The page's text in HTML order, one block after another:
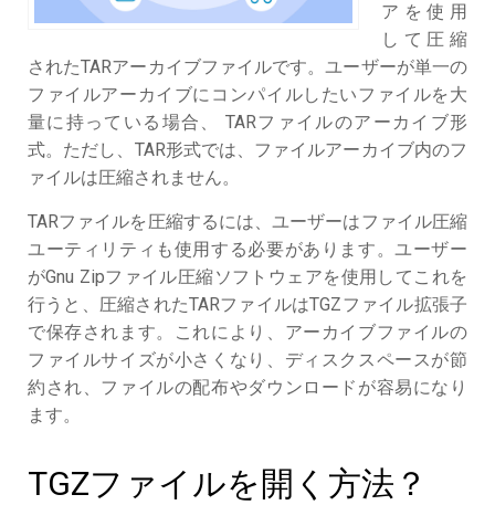
アを使用
して圧縮
されたTARアーカイブファイルです。ユーザーが単一の
ファイルアーカイブにコンパイルしたいファイルを大
量に持っている場合、 TARファイルのアーカイブ形
式。ただし、TAR形式では、ファイルアーカイブ内のフ
ァイルは圧縮されません。
TARファイルを圧縮するには、ユーザーはファイル圧縮
ユーティリティも使用する必要があります。ユーザー
がGnu Zipファイル圧縮ソフトウェアを使用してこれを
行うと、圧縮されたTARファイルはTGZファイル拡張子
で保存されます。これにより、アーカイブファイルの
ファイルサイズが小さくなり、ディスクスペースが節
約され、ファイルの配布やダウンロードが容易になり
ます。
TGZファイルを開く方法？